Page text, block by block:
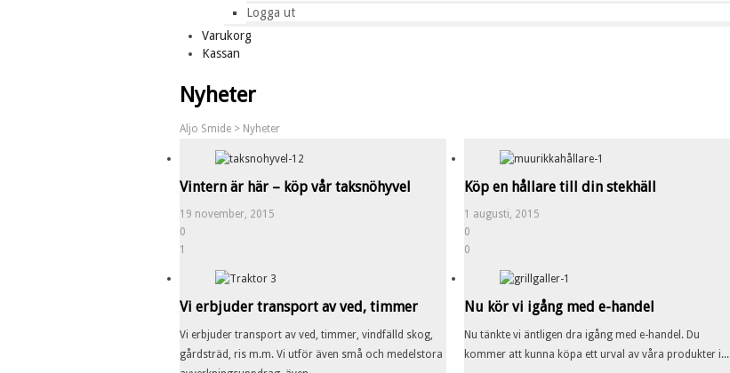
Logga ut
Varukorg
Kassan
Nyheter
Aljo Smide > Nyheter
Vintern är här – köp vår taksnöhyvel
19 november, 2015
0
1
Köp en hållare till din stekhäll
1 augusti, 2015
0
0
Vi erbjuder transport av ved, timmer
Vi erbjuder transport av ved, timmer, vindfälld skog,
gårdsträd, ris m.m. Vi utför även små och medelstora
Nu kör vi igång med e-handel
Nu tänkte vi äntligen dra igång med e-handel. Du
kommer att kunna köpa ett urval av våra produkter i...